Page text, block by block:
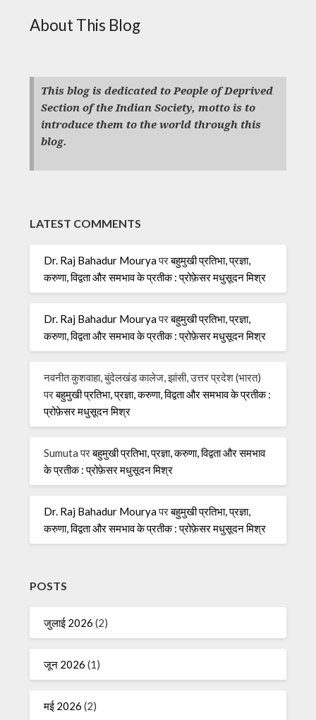
About This Blog
This blog is dedicated to People of Deprived
Section of the Indian Society, motto is to
introduce them to the world through this
blog.
LATEST COMMENTS
Dr. Raj Bahadur Mouryaपरबहुमुखी प्रतिभा, प्रज्ञा,
करुणा, विद्वता और समभाव के प्रतीक : प्रोफ़ेसर मधुसूदन मिश्र
Dr. Raj Bahadur Mouryaपरबहुमुखी प्रतिभा, प्रज्ञा,
करुणा, विद्वता और समभाव के प्रतीक : प्रोफ़ेसर मधुसूदन मिश्र
नवनीत कुशवाहा, बुंदेलखंड कालेज, झांसी, उत्तर प्रदेश (भारत)
परबहुमुखी प्रतिभा, प्रज्ञा, करुणा, विद्वता और समभाव के प्रतीक :
प्रोफ़ेसर मधुसूदन मिश्र
Sumutaपरबहुमुखी प्रतिभा, प्रज्ञा, करुणा, विद्वता और समभाव
के प्रतीक : प्रोफ़ेसर मधुसूदन मिश्र
Dr. Raj Bahadur Mouryaपरबहुमुखी प्रतिभा, प्रज्ञा,
करुणा, विद्वता और समभाव के प्रतीक : प्रोफ़ेसर मधुसूदन मिश्र
POSTS
जुलाई 2026 (2)
जून 2026 (1)
मई 2026 (2)